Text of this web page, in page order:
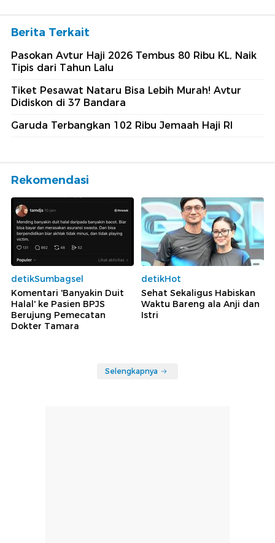
Berita Terkait
Pasokan Avtur Haji 2026 Tembus 80 Ribu KL, Naik
Tipis dari Tahun Lalu
Tiket Pesawat Nataru Bisa Lebih Murah! Avtur
Didiskon di 37 Bandara
Garuda Terbangkan 102 Ribu Jemaah Haji RI
Rekomendasi
detikSumbagsel
Komentari 'Banyakin Duit
Halal' ke Pasien BPJS
Berujung Pemecatan
Dokter Tamara
detikHot
Sehat Sekaligus Habiskan
Waktu Bareng ala Anji dan
Istri
Selengkapnya